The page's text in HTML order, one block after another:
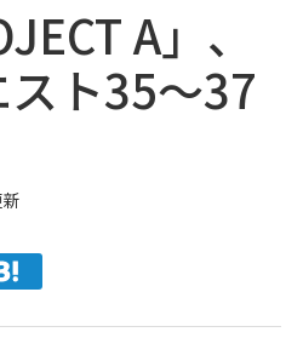
A」、
ト35～37